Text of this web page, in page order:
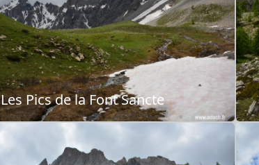
Les Pics de la Font Sancte